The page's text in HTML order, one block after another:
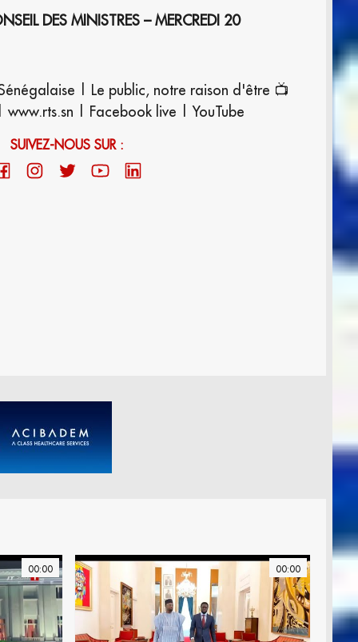
DES MINISTRES – MERCREDI 20
| Le public, notre raison d'être 📺
| Facebook live | YouTube
SUIVEZ-NOUS SUR :
00:00 00:00